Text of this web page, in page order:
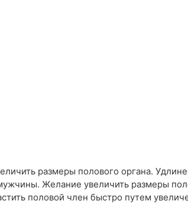
размеры полового органа.
Желание увеличить размеры
половой член быстро путем